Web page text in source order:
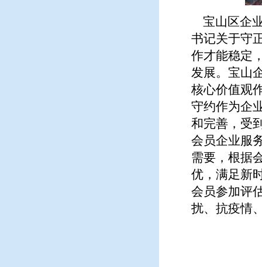
宝山区企
书记关于守
作才能稳定
发展。宝山
核心价值观
守约作为企
和完善，受
会员企业服
需要，根据
优，满足新
会员参加评
扰、抗疫情